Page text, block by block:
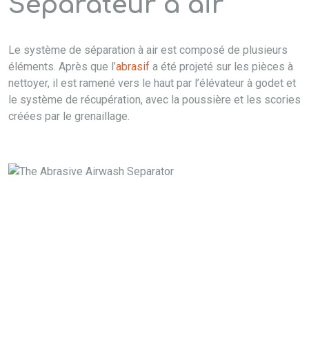
Le système de séparation à air est composé de plusieurs
éléments. Après que l’abrasif a été projeté sur les pièces à
nettoyer, il est ramené vers le haut par l’élévateur à godet et
le système de récupération, avec la poussière et les scories
créées par le grenaillage.